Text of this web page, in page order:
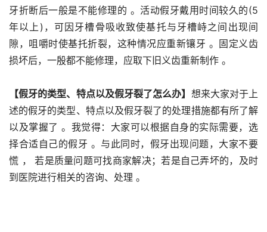
牙折断后一般是不能修理的 。活动假牙戴用时间较久的(5
年以上)，可因牙槽骨吸收致使基托与牙槽峙之间出现间
隙，咀嚼时使基托折裂，这种情况应重新镶牙 。固定义齿
损坏后，一殷都不能修理，应取下旧义齿重新制作 。
【假牙的类型、特点以及假牙裂了怎么办】 想来大家对于上
述的假牙的类型、特点以及假牙裂了的处理措施都有所了解
以及掌握了 。我觉得：大家可以根据自身的实际需要，选
择合适自己的假牙 。与此同时，假牙出现问题，大家不要
慌 ， 若是质量问题可找商家解决；若是自己弄坏的，及时
到医院进行相关的咨询、处理 。